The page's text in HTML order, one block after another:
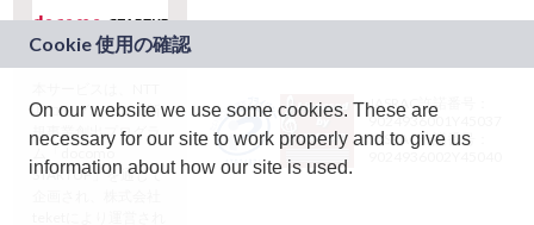
ドコモグループの新
規事業創出プログラ
ム「docomo
STARTUP」を通じて
JASRAC許諾番号：
9024936001Y45037
JASRAC許諾番号：
On our website we use some cookies. These are
necessary for our site to work properly and to give us
information about how our site is used.